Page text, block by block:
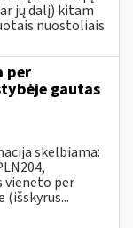
jų dalį) kitam
nuostoliais
per
gautas
skelbiama:
vieneto per
(išskyrus...